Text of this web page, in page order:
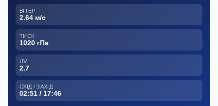
ВІТЕР
2.64 м/с
ТИСК
1020 гПа
UV
2.7
СХІД / ЗАХІД
02:51 / 17:46